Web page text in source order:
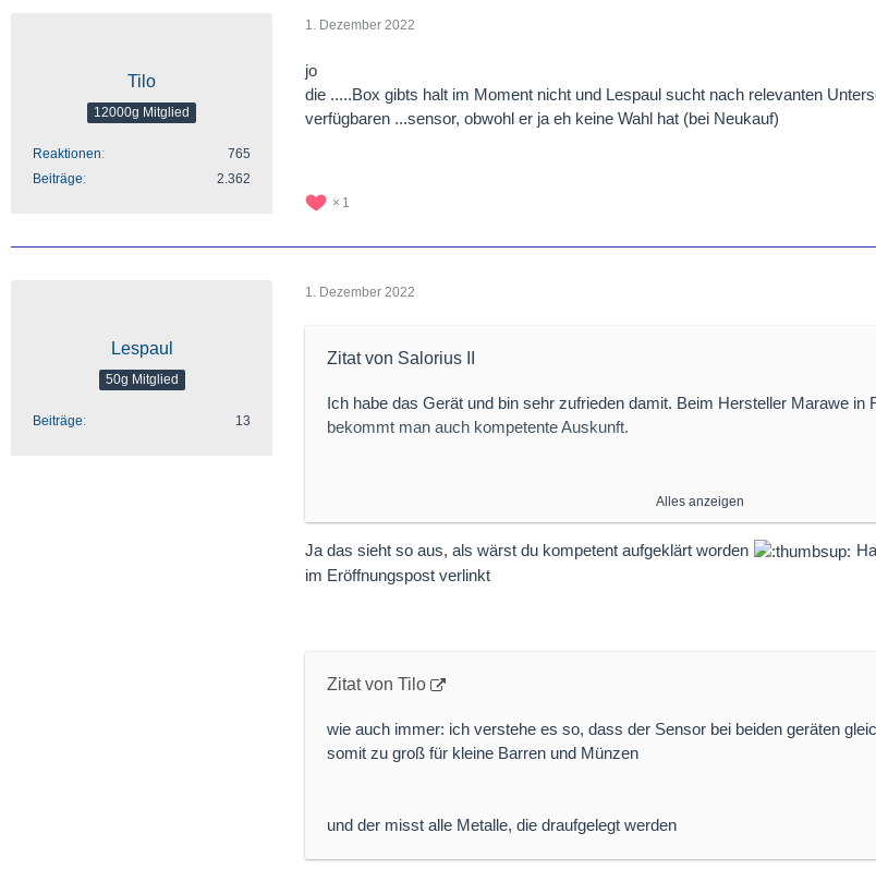
Tilo
12000g Mitglied
Reaktionen
765
Beiträge
2.362
1. Dezember 2022
jo
die .....Box gibts halt im Moment nicht und Lespaul sucht nach relevanten
verfügbaren ...sensor, obwohl er ja eh keine Wahl hat (bei Neukauf)
1
Lespaul
50g Mitglied
Beiträge 13
1. Dezember 2022
Zitat von Salorius II
Ich habe das Gerät und bin sehr zufrieden damit. Beim Hersteller Marawe in
bekommt man auch kompetente Auskunft.
Warum redest Du immer von „beiden Geräten“???
Alles anzeigen
Ja das sieht so aus, als wärst du kompetent aufgeklärt worden
im Eröffnungspost verlinkt
Zitat von Tilo
wie auch immer: ich verstehe es so, dass der Sensor bei beiden geräten
somit zu groß für kleine Barren und Münzen
und der misst alle Metalle, die draufgelegt werden